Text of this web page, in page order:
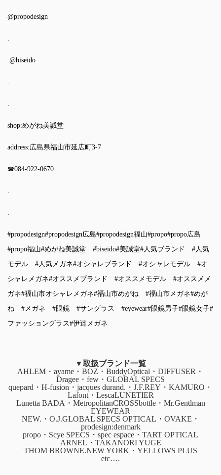
@propodesign
@biseido
shop:めがね美誠堂
address:広島県福山市延広町3-7
☎︎084-922-0670
#propodesign#propodesign広島#propodesign福山#propo#propo広島
#propo福山#めがね美誠堂 #biseido#美誠堂#人気ブランド
#人気
モデル
#人気メガネ#オシャレブランド #オシャレモデル
#オ
シャレメガネ#オススメブランド #オススメモデル
#オススメメ
ガネ#福山市オシャレメガネ#福山市めがね #福山市メガネ#めが
ね
#メガネ #眼鏡 #サングラス #eyewear#眼鏡男子#眼鏡女子#
ファッショングラス#伊達メガネ
▼取扱ブランド一覧
AHLEM・ayame・BOZ・BuddyOptical・DIFFUSER・
Dragee・few・GLOBAL SPECS
quepard・H-fusion・jacques durand.・J.F.REY・KAMURO・
Lafont・LescaLUNETIER
Lunetta BADA・MetropolitanCROSSbottle・Mr.Gentlman
EYEWEAR
NEW.・O.J.GLOBAL SPECS OPTICAL・OVAKE・
prodesign:denmark
propo・Scye SPECS・spec espace・TART OPTICAL
ARNEL・TAKANORI YUGE
THOM BROWNE.NEW YORK・YELLOWS PLUS
etc….